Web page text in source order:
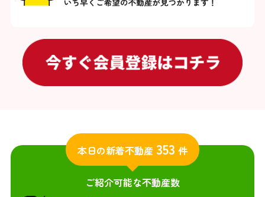
本日の新着不動産 353 件
ご紹介可能な不動産数